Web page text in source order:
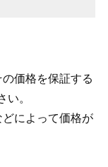
価格を保証する
い。
によって価格が